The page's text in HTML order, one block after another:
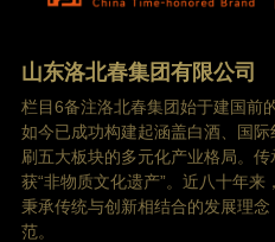
山东洛北春集团有限公司
栏目6备注洛北春集团始于建国前
如今已成功构建起涵盖白酒、国
刷五大板块的多元化产业格局。
获“非物质文化遗产”。近八十年来
秉承传统与创新相结合的发展理
范。